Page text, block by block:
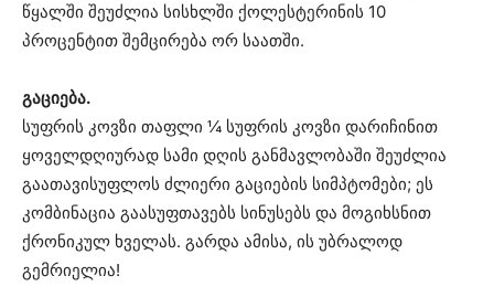
წყალში შეუძლია სისხლში ქოლესტერინის 10
პროცენტით შემცირება ორ საათში.
გაციება.
სუფრის კოვზი თაფლი ¼ სუფრის კოვზი დარიჩინით
ყოველდღიურად სამი დღის განმავლობაში შეუძლია
გაათავისუფლოს ძლიერი გაციების სიმპტომები; ეს
კომბინაცია გაასუფთავებს სინუსებს და მოგიხსნით
ქრონიკულ ხველას. გარდა ამისა, ის უბრალოდ
გემრიელია!